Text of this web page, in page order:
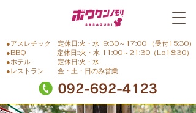
●アスレチック 定休日:火・水 9:30～17:00 （受付15:30）
●BBQ 定休日::火・水 11:00～21:30（Lo18:30）
●ホテル 定休日:火・水
●レストラン 金・土・日のみ営業